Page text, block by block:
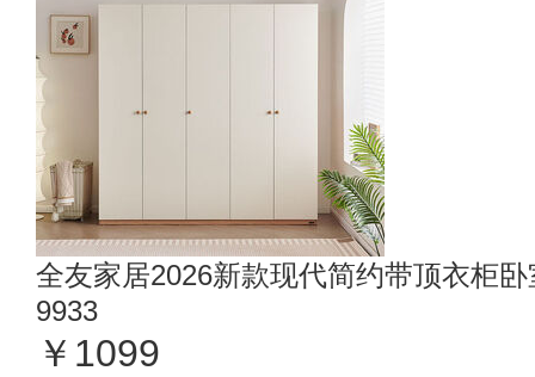
全友家居2026新款现代简约带顶衣柜
9933
￥1099